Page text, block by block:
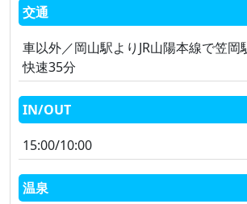
交通
車以外／岡山駅よりJR山陽本線で笠岡
快速35分
IN/OUT
15:00/10:00
温泉